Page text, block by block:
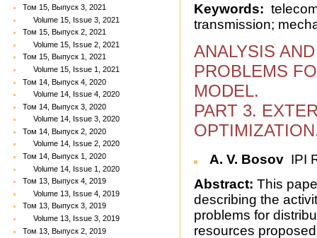
Том 15, Выпуск 3, 2021
Volume 15, Issue 3, 2021
Том 15, Выпуск 2, 2021
Volume 15, Issue 2, 2021
Том 15, Выпуск 1, 2021
Volume 15, Issue 1, 2021
Том 14, Выпуск 4, 2020
Volume 14, Issue 4, 2020
Том 14, Выпуск 3, 2020
Volume 14, Issue 3, 2020
Том 14, Выпуск 2, 2020
Volume 14, Issue 2, 2020
Том 14, Выпуск 1, 2020
Volume 14, Issue 1, 2020
Том 13, Выпуск 4, 2019
Volume 13, Issue 4, 2019
Том 13, Выпуск 3, 2019
Volume 13, Issue 3, 2019
Том 13, Выпуск 2, 2019
Keywords:
transmission;
ANALYSIS
PROBLEMS
MODEL.
PART 3.
A. V. Bosov IPI
Abstract: This
describing the
problems for
resources